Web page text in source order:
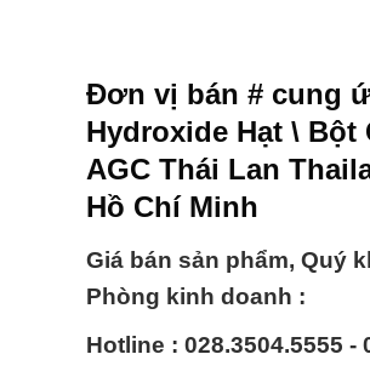
Đơn vị bán # cung
Hydroxide Hạt \ Bột
AGC Thái Lan
Hồ Chí Minh
Giá bán sản phẩm, Quý
Phòng kinh doanh :
Hotline : 028.3504.5555 -